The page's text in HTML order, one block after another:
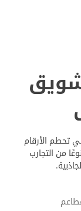
تحطم الأرقام
من التجارب